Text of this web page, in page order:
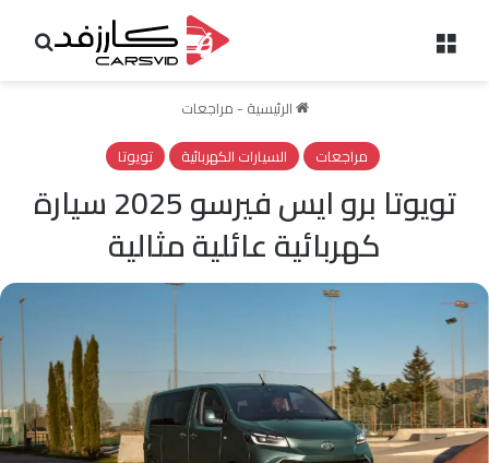
الرئيسية - مراجعات
مراجعات
السيارات الكهربائية تويوتا
تويوتا برو ايس فيرسو 2025 سيارة
كهربائية عائلية مثالية